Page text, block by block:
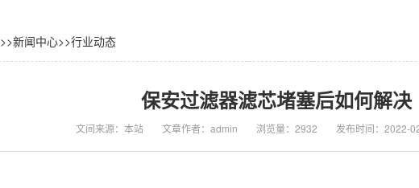
>>新闻中心>>行业动态
保安过滤器滤芯堵塞后如何解决
文间来源：本站 文章作者：admin 浏览量：2932 发布时间：2022-